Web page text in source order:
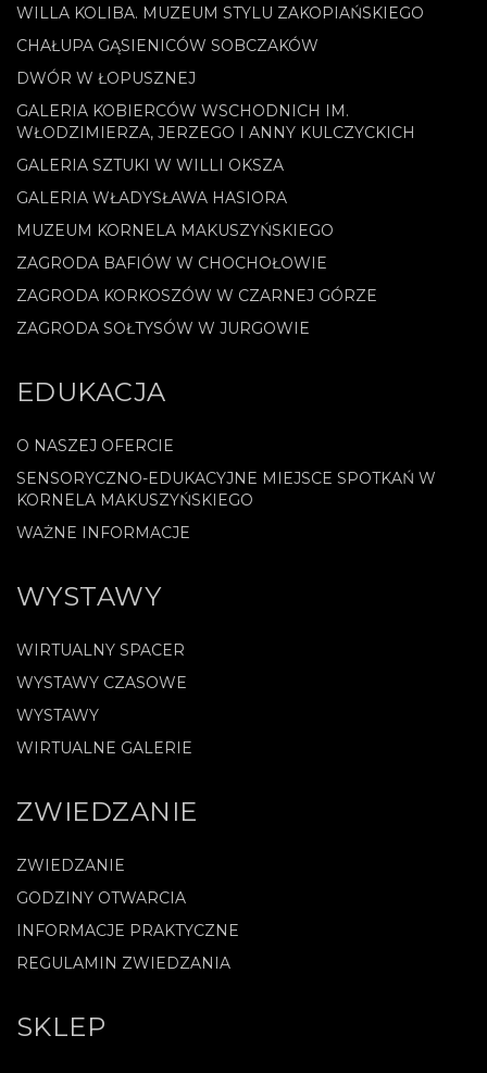
WILLA KOLIBA. MUZEUM STYLU ZAKOPIAŃSKIEGO
CHAŁUPA GĄSIENICÓW SOBCZAKÓW
DWÓR W ŁOPUSZNEJ
GALERIA KOBIERCÓW WSCHODNICH IM.
WŁODZIMIERZA, JERZEGO I ANNY KULCZYCKICH
GALERIA SZTUKI W WILLI OKSZA
GALERIA WŁADYSŁAWA HASIORA
MUZEUM KORNELA MAKUSZYŃSKIEGO
ZAGRODA BAFIÓW W CHOCHOŁOWIE
ZAGRODA KORKOSZÓW W CZARNEJ GÓRZE
ZAGRODA SOŁTYSÓW W JURGOWIE
EDUKACJA
O NASZEJ OFERCIE
SENSORYCZNO-EDUKACYJNE MIEJSCE SPOTKAŃ W
KORNELA MAKUSZYŃSKIEGO
WAŻNE INFORMACJE
WYSTAWY
WIRTUALNY SPACER
WYSTAWY CZASOWE
WYSTAWY
WIRTUALNE GALERIE
ZWIEDZANIE
ZWIEDZANIE
GODZINY OTWARCIA
INFORMACJE PRAKTYCZNE
REGULAMIN ZWIEDZANIA
SKLEP